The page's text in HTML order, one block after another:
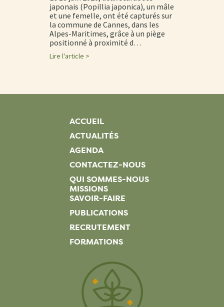
japonais (Popillia japonica), un mâle
et une femelle, ont été capturés sur
la commune de Cannes, dans les
Alpes-Maritimes, grâce à un piège
positionné à proximité d…
Lire l'article >
ACCUEIL
ACTUALITÉS
AGENDA
CONTACTEZ-NOUS
QUI SOMMES-NOUS
MISSIONS
SAVOIR-FAIRE
PUBLICATIONS
RECRUTEMENT
FORMATIONS